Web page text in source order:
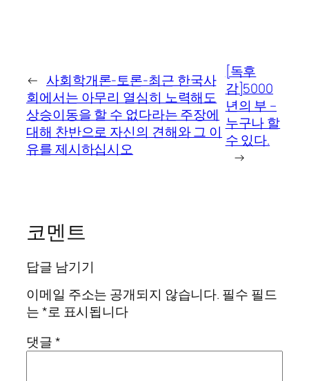
← 사회학개론-토론-최근 한국사
회에서는 아무리 열심히 노력해도
상승이동을 할 수 없다라는 주장에
대해 찬반으로 자신의 견해와 그 이
유를 제시하십시오
[독후
감]5000
년의 부 –
누구나 할
수 있다.
→
코멘트
답글 남기기
이메일 주소는 공개되지 않습니다. 필수 필드
는*로 표시됩니다
댓글*